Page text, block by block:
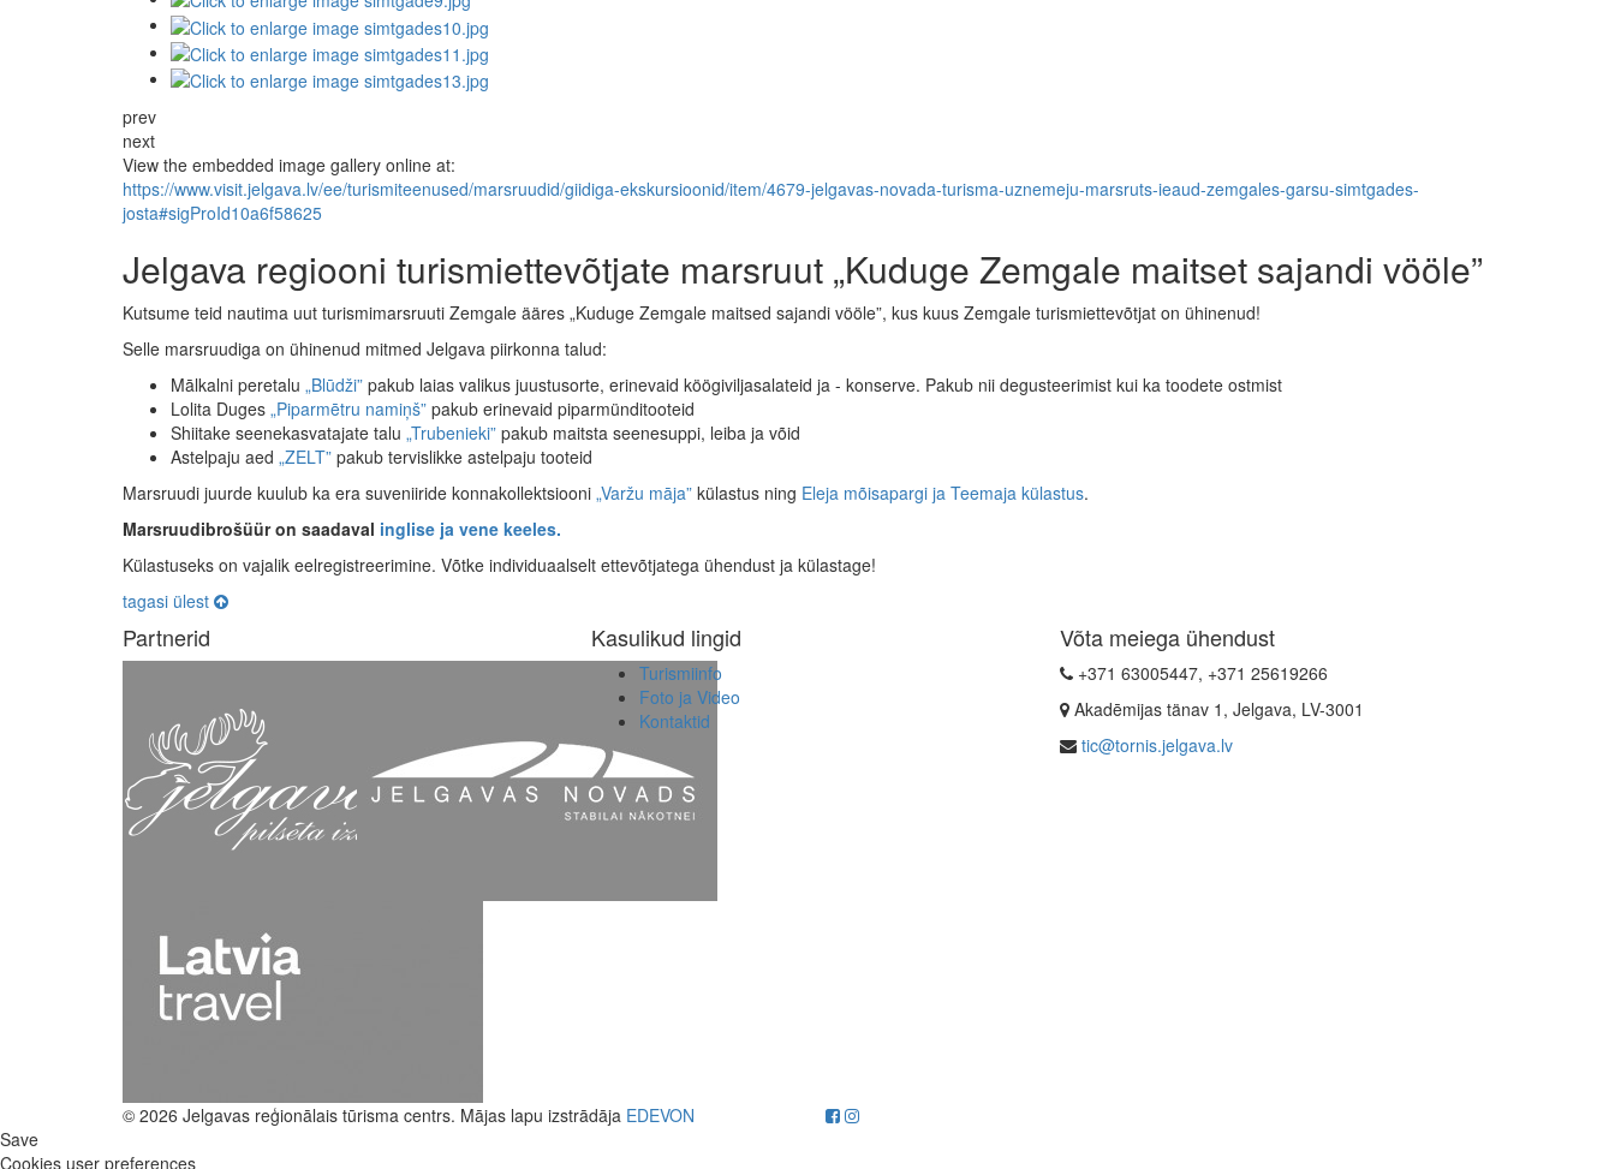
prev
next
View the embedded image gallery online at:
https://www.visit.jelgava.lv/ee/turismiteenused/marsruudid/giidiga-ekskursioonid/item/4679-jelgavas-novada-turisma-uznemeju-marsruts-ieaud-zemgales-garsu-simtgades-
josta#sigProId10a6f58625
Jelgava regiooni turismiettevõtjate marsruut „Kuduge Zemgale maitset sajandi vööle”
Kutsume teid nautima uut turismimarsruuti Zemgale ääres „Kuduge Zemgale maitsed sajandi vööle”, kus kuus Zemgale turismiettevõtjat on ühinenud!
Selle marsruudiga on ühinenud mitmed Jelgava piirkonna talud:
Mālkalni peretalu „Blūdži” pakub laias valikus juustusorte, erinevaid köögiviljasalateid ja - konserve. Pakub nii degusteerimist kui ka toodete ostmist
Lolita Duges „Piparmētru namiņš” pakub erinevaid piparmünditooteid
Shiitake seenekasvatajate talu „Trubenieki” pakub maitsta seenesuppi, leiba ja võid
Astelpaju aed „ZELT” pakub tervislikke astelpaju tooteid
Marsruudi juurde kuulub ka era suveniiride konnakollektsiooni „Varžu māja” külastus ning Eleja mõisapargi ja Teemaja külastus.
Marsruudibrošüür on saadaval inglise ja vene keeles.
Külastuseks on vajalik eelregistreerimine. Võtke individuaalselt ettevõtjatega ühendust ja külastage!
tagasi ülest
Partnerid Kasulikud lingid
Turismiinfo
Foto ja Video
Kontaktid
Võta meiega ühendust
+371 63005447, +371 25619266
Akadēmijas tänav 1, Jelgava, LV-3001
tic@tornis.jelgava.lv
© 2026 Jelgavas reģionālais tūrisma centrs. Mājas lapu izstrādāja EDEVON
Save
Cookies user preferences